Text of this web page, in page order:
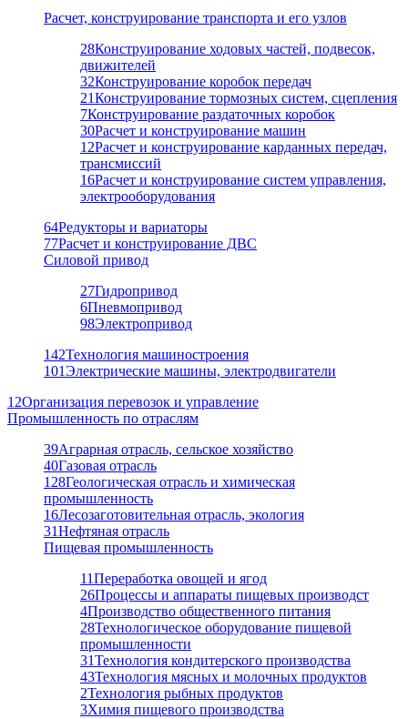
Расчет, конструирование транспорта и его узлов
28Конструирование ходовых частей, подвесок,
движителей
32Конструирование коробок передач
21Конструирование тормозных систем, сцепления
7Конструирование раздаточных коробок
30Расчет и конструирование машин
12Расчет и конструирование карданных передач,
трансмиссий
16Расчет и конструирование систем управления,
электрооборудования
64Редукторы и вариаторы
77Расчет и конструирование ДВС
Силовой привод
27Гидропривод
6Пневмопривод
98Электропривод
142Технология машиностроения
101Электрические машины, электродвигатели
12Организация перевозок и управление
Промышленность по отраслям
39Аграрная отрасль, сельское хозяйство
40Газовая отрасль
128Геологическая отрасль и химическая
промышленность
16Лесозаготовительная отрасль, экология
31Нефтяная отрасль
Пищевая промышленность
11Переработка овощей и ягод
26Процессы и аппараты пищевых производст
4Производство общественного питания
28Технологическое оборудование пищевой
промышленности
31Технология кондитерского производства
43Технология мясных и молочных продуктов
2Технология рыбных продуктов
3Химия пищевого производства